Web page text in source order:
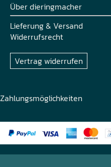
Über dieringmacher
Lieferung & Versand
Widerrufsrecht
Vertrag widerrufen
Zahlungsmöglichkeiten